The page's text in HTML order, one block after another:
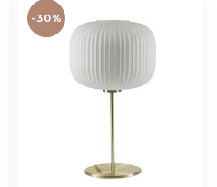
-30%